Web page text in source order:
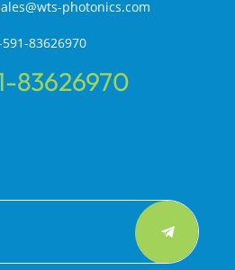
photonics.com
591-83626970
83626970